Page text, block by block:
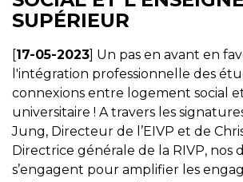
SUPÉRIEUR
[17-05-2023] Un pas en avant en
l'intégration professionnelle des
connexions entre logement social
universitaire ! A travers les
Jung, Directeur de l’EIVP et de
Directrice générale de la RIVP, nos
s’engagent pour amplifier les